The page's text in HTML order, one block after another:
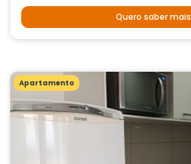
Quero saber mais
Apartamento